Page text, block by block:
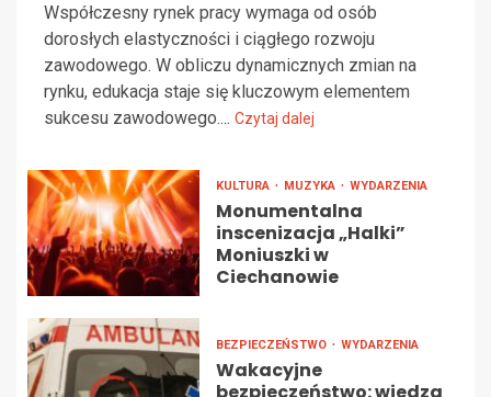
Współczesny rynek pracy wymaga od osób
dorosłych elastyczności i ciągłego rozwoju
zawodowego. W obliczu dynamicznych zmian na
rynku, edukacja staje się kluczowym elementem
sukcesu zawodowego.... Czytaj dalej
KULTURA MUZYKA WYDARZENIA
Monumentalna
inscenizacja „Halki”
Moniuszki w
Ciechanowie
BEZPIECZEŃSTWO WYDARZENIA
Wakacyjne
bezpieczeństwo: wiedza